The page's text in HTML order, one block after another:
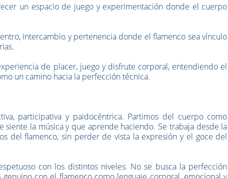
un espacio de juego y experimentación donde el cuerpo
intercambio y pertenencia donde el flamenco sea vínculo
de placer, juego y disfrute corporal, entendiendo el
un camino hacia la perfección técnica.
participativa y paidocéntrica. Partimos del cuerpo como
la música y que aprende haciendo. Se trabaja desde la
del flamenco, sin perder de vista la expresión y el goce del
con los distintos niveles. No se busca la perfección